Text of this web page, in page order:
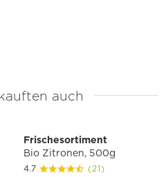
auch
Frischesortiment
Bio Zitronen, 500g
4.7 (21)